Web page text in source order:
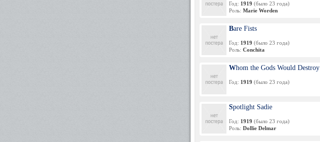
Год: 1919 (было 23 года)
Роль: Marie Worden
Bare Fists
Год: 1919 (было 23 года)
Роль: Conchita
Whom the Gods Would Destroy
Год: 1919 (было 23 года)
Spotlight Sadie
Год: 1919 (было 23 года)
Роль: Dollie Delmar